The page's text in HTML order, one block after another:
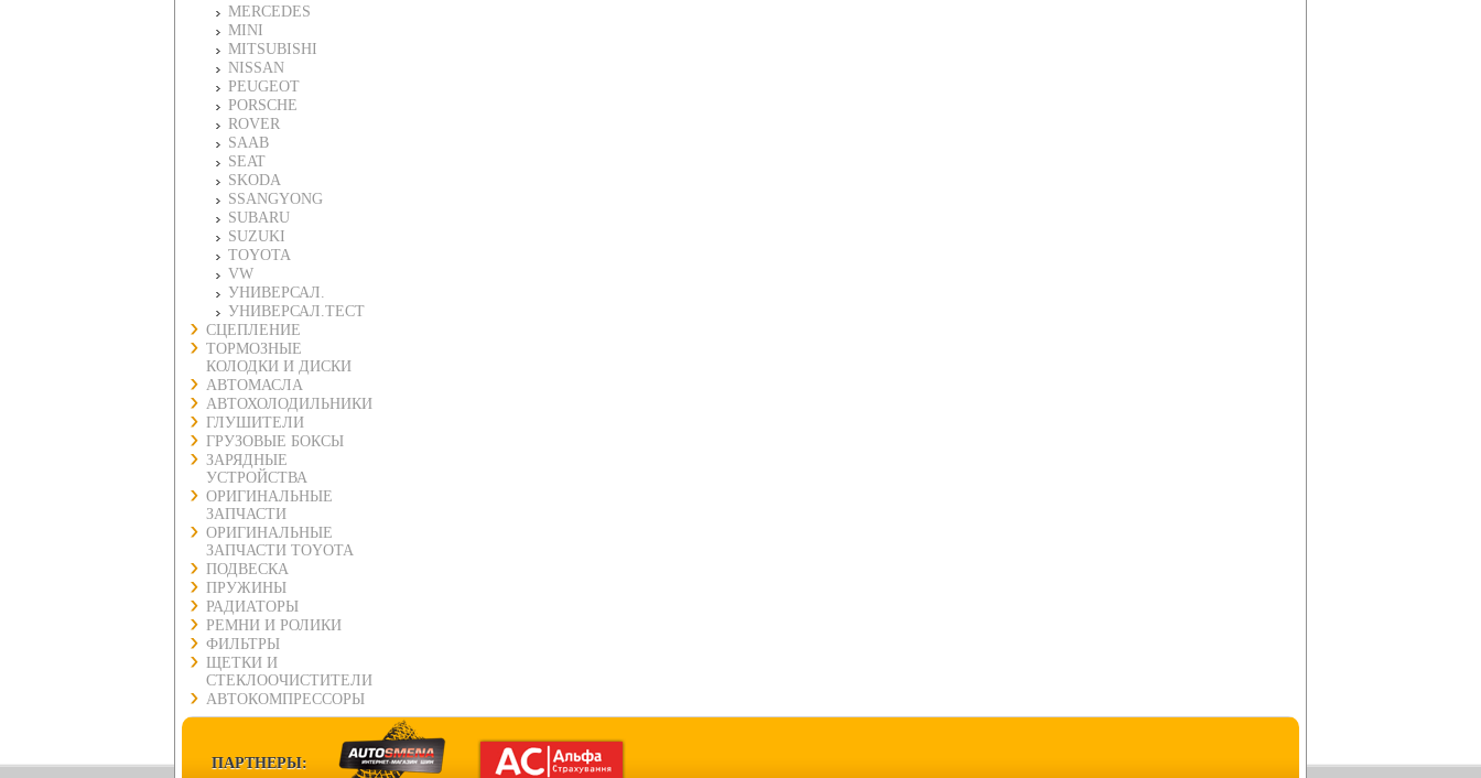
MERCEDES
MINI
MITSUBISHI
NISSAN
PEUGEOT
PORSCHE
ROVER
SAAB
SEAT
SKODA
SSANGYONG
SUBARU
SUZUKI
TOYOTA
VW
УНИВЕРСАЛ.
УНИВЕРСАЛ.ТЕСТ
СЦЕПЛЕНИЕ
ТОРМОЗНЫЕ
КОЛОДКИ И ДИСКИ
АВТОМАСЛА
АВТОХОЛОДИЛЬНИКИ
ГЛУШИТЕЛИ
ГРУЗОВЫЕ БОКСЫ
ЗАРЯДНЫЕ
УСТРОЙСТВА
ОРИГИНАЛЬНЫЕ
ЗАПЧАСТИ
ОРИГИНАЛЬНЫЕ
ЗАПЧАСТИ TOYOTA
ПОДВЕСКА
ПРУЖИНЫ
РАДИАТОРЫ
РЕМНИ И РОЛИКИ
ФИЛЬТРЫ
ЩЕТКИ И
СТЕКЛООЧИСТИТЕЛИ
АВТОКОМПРЕССОРЫ
ПАРТНЕРЫ: